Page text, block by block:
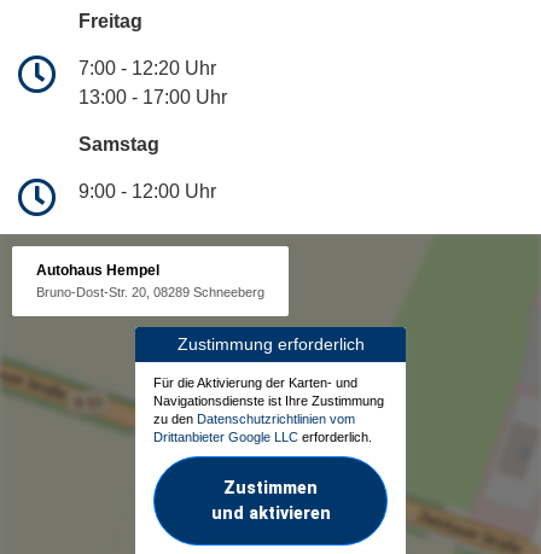
Freitag
7:00 - 12:20 Uhr
13:00 - 17:00 Uhr
Samstag
9:00 - 12:00 Uhr
Autohaus Hempel
Bruno-Dost-Str. 20, 08289 Schneeberg
Zustimmung erforderlich
Für die Aktivierung der Karten- und
Navigationsdienste ist Ihre Zustimmung
zu den Datenschutzrichtlinien vom
Drittanbieter Google LLC erforderlich.
Zustimmen
und aktivieren